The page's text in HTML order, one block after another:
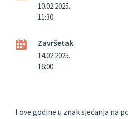
10.02.2025.
11:30
Završetak
14.02.2025.
16:00
I ove godine u znak sjećanja na